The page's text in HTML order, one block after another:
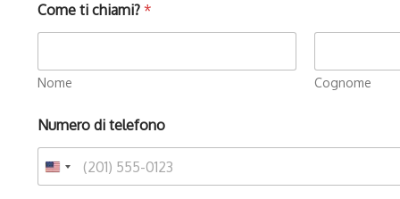
Come ti chiami? *
Nome Cognome
Numero di telefono